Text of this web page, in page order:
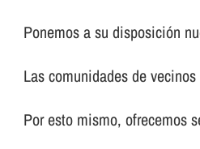
Ponemos a su disposición
Las comunidades de
Por esto mismo, ofrecemos